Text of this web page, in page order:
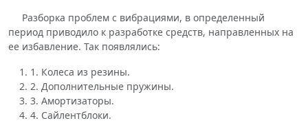
Разборка проблем с вибрациями, в определенный
период приводило к разработке средств, направленных на
ее избавление. Так появлялись:
1. Колеса из резины.
2. Дополнительные пружины.
3. Амортизаторы.
4. Сайлентблоки.